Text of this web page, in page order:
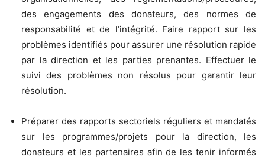
des engagements des donateurs, des normes de
responsabilité et de l’intégrité. Faire rapport sur les
problèmes identifiés pour assurer une résolution rapide
par la direction et les parties prenantes. Effectuer le
suivi des problèmes non résolus pour garantir leur
résolution.
Préparer des rapports sectoriels réguliers et mandatés
sur les programmes/projets pour la direction, les
donateurs et les partenaires afin de les tenir informés